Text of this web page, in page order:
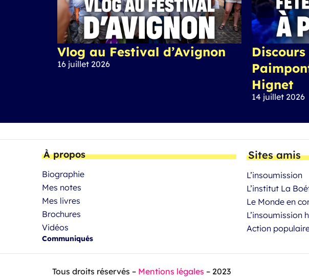
Vlog au Festival d’Avignon
16 juillet 2026
Hignet
14 juillet 2026
À propos
Biographie
Mes notes
Mes livres
Brochures
Vidéos
Communiqués
Sites amis
L’insoumission
L’institut La
Le Monde en
L’insoumission
Action
Tous droits réservés – Mentions légales – 2023